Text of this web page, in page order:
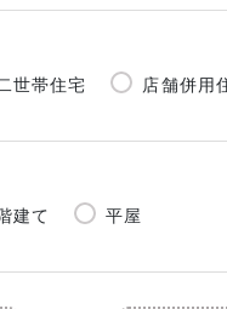
世帯住宅 店舗併用
建て 平屋